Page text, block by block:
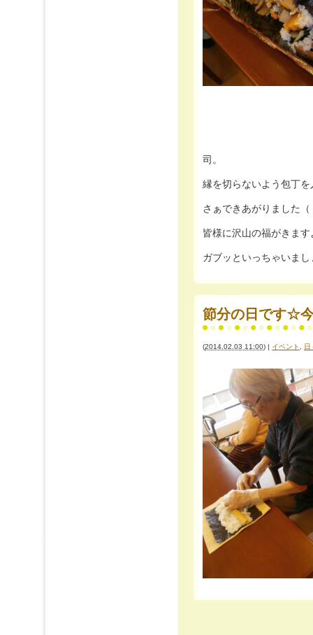
司。
縁を切らないよう包丁
さぁできあがりました（
皆様に沢山の福がきま
ガブッといっちゃいま
節分の日です☆
(2014.02.03 11:00) | イベント 日